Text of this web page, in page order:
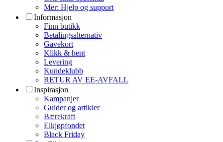
Mer: Hjelp og support
Informasjon
Finn butikk
Betalingsalternativ
Gavekort
Klikk & hent
Levering
Kundeklubb
RETUR AV EE-AVFALL
Inspirasjon
Kampanjer
Guider og artikler
Bærekraft
Elkjøpfondet
Black Friday